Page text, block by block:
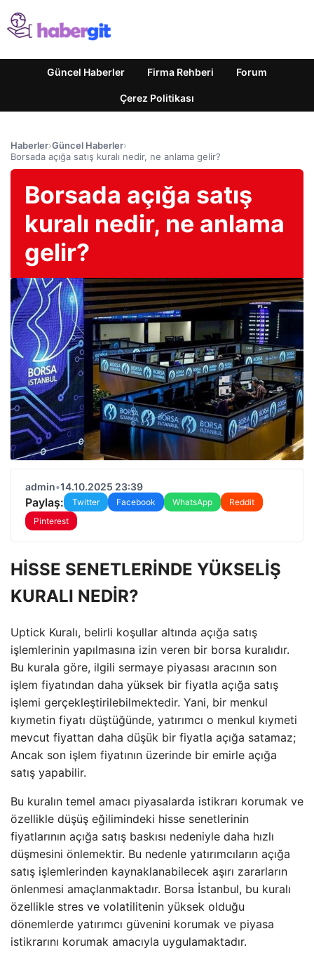
Güncel Haberler Firma Rehberi Forum
Çerez Politikası
Haberler›Güncel Haberler›
Borsada açığa satış kuralı nedir, ne anlama gelir?
Borsada açığa satış
kuralı nedir, ne anlama
gelir?
admin•14.10.2025 23:39
Paylaş: Twitter Facebook WhatsApp
Reddit
Pinterest
HİSSE SENETLERİNDE YÜKSELİŞ
KURALI NEDİR?
Uptick Kuralı, belirli koşullar altında açığa satış
işlemlerinin yapılmasına izin veren bir borsa kuralıdır.
Bu kurala göre, ilgili sermaye piyasası aracının son
işlem fiyatından daha yüksek bir fiyatla açığa satış
işlemi gerçekleştirilebilmektedir. Yani, bir menkul
kıymetin fiyatı düştüğünde, yatırımcı o menkul kıymeti
mevcut fiyattan daha düşük bir fiyatla açığa satamaz;
Ancak son işlem fiyatının üzerinde bir emirle açığa
satış yapabilir.
Bu kuralın temel amacı piyasalarda istikrarı korumak ve
özellikle düşüş eğilimindeki hisse senetlerinin
fiyatlarının açığa satış baskısı nedeniyle daha hızlı
düşmesini önlemektir. Bu nedenle yatırımcıların açığa
satış işlemlerinden kaynaklanabilecek aşırı zararların
önlenmesi amaçlanmaktadır. Borsa İstanbul, bu kuralı
özellikle stres ve volatilitenin yüksek olduğu
dönemlerde yatırımcı güvenini korumak ve piyasa
istikrarını korumak amacıyla uygulamaktadır.